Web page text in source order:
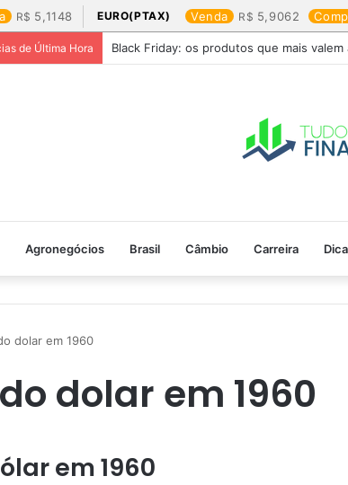
5,1148 EURO(PTAX) Venda 5,9062
de Última Hora Black Friday: os produtos que mais valem
Agronegócios Brasil Câmbio Carreira
dolar em 1960​
dolar em 1960​
em 1960